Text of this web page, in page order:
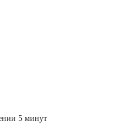
5 минут